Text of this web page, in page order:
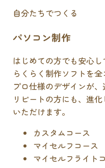
自分たちでつくる
パソコン制作
はじめての方でも安心し
らくらく制作ソフトを全
プロ仕様のデザインが、
リピートの方にも、進
いただけます。
カスタムコース
マイセルフコース
マイセルフライト